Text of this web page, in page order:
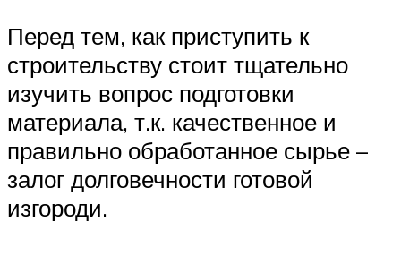
Перед тем, как приступить к
строительству стоит тщательно
изучить вопрос подготовки
материала, т.к. качественное и
правильно обработанное сырье –
залог долговечности готовой
изгороди.